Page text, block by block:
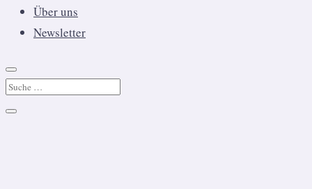
Über uns
Newsletter